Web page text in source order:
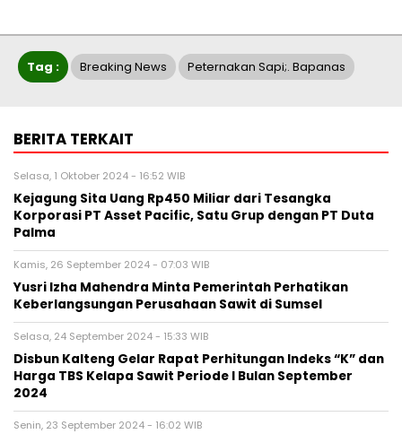
Tag : Breaking News Peternakan Sapi;. Bapanas
BERITA TERKAIT
Selasa, 1 Oktober 2024 - 16:52 WIB
Kejagung Sita Uang Rp450 Miliar dari Tesangka
Korporasi PT Asset Pacific, Satu Grup dengan PT Duta
Palma
Kamis, 26 September 2024 - 07:03 WIB
Yusri Izha Mahendra Minta Pemerintah Perhatikan
Keberlangsungan Perusahaan Sawit di Sumsel
Selasa, 24 September 2024 - 15:33 WIB
Disbun Kalteng Gelar Rapat Perhitungan Indeks “K” dan
Harga TBS Kelapa Sawit Periode I Bulan September
2024
Senin, 23 September 2024 - 16:02 WIB